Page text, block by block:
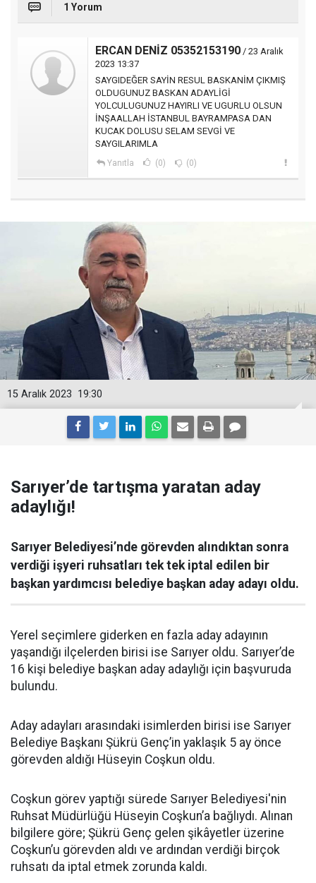
1 Yorum
ERCAN DENİZ 05352153190 / 23 Aralık
2023 13:37
SAYGIDEĞER SAYİN RESUL BASKANİM ÇIKMIŞ
OLDUGUNUZ BASKAN ADAYLİGİ
YOLCULUGUNUZ HAYIRLI VE UGURLU OLSUN
İNŞAALLAH İSTANBUL BAYRAMPASA DAN
KUCAK DOLUSU SELAM SEVGİ VE
SAYGILARIMLA
Yanıtla (0) (0)
19:30
15 Aralık 2023
Sarıyer’de tartışma yaratan aday
adaylığı!
Sarıyer Belediyesi’nde görevden alındıktan sonra
verdiği işyeri ruhsatları tek tek iptal edilen bir
başkan yardımcısı belediye başkan aday adayı oldu.
Yerel seçimlere giderken en fazla aday adayının
yaşandığı ilçelerden birisi ise Sarıyer oldu. Sarıyer’de
16 kişi belediye başkan aday adaylığı için başvuruda
bulundu.
Aday adayları arasındaki isimlerden birisi ise Sarıyer
Belediye Başkanı Şükrü Genç’in yaklaşık 5 ay önce
görevden aldığı Hüseyin Coşkun oldu.
Coşkun görev yaptığı sürede Sarıyer Belediyesi'nin
Ruhsat Müdürlüğü Hüseyin Coşkun’a bağlıydı. Alınan
bilgilere göre; Şükrü Genç gelen şikâyetler üzerine
Coşkun’u görevden aldı ve ardından verdiği birçok
ruhsatı da iptal etmek zorunda kaldı.